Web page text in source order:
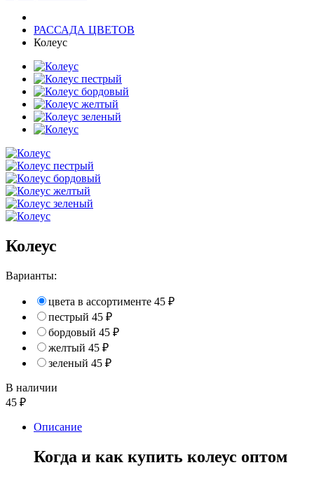
РАССАДА ЦВЕТОВ
Колеус
Колеус
Варианты:
цвета в ассортименте 45 ₽
пестрый 45 ₽
бордовый 45 ₽
желтый 45 ₽
зеленый 45 ₽
В наличии
45 ₽
Описание
Когда и как купить колеус оптом